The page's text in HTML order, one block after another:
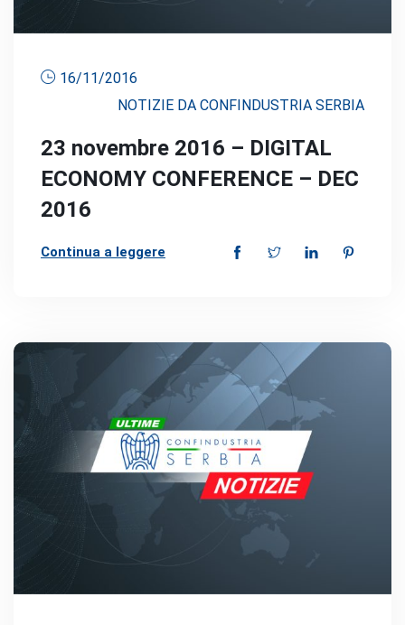
16/11/2016
NOTIZIE DA CONFINDUSTRIA SERBIA
23 novembre 2016 – DIGITAL
ECONOMY CONFERENCE – DEC
2016
Continua a leggere